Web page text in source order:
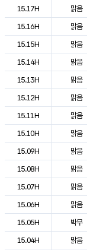
15.17H
맑음
15.16H
맑음
15.15H
맑음
15.14H
맑음
15.13H
맑음
15.12H
맑음
15.11H
맑음
15.10H
맑음
15.09H
맑음
15.08H
맑음
15.07H
맑음
15.06H
맑음
15.05H
박무
15.04H
맑음